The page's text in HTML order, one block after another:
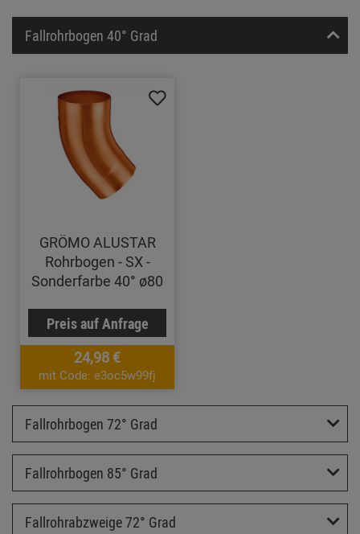
Fallrohrbogen 40° Grad
GRÖMO ALUSTAR
Rohrbogen - SX -
Sonderfarbe 40° ø80
Preis auf Anfrage
24,98 €
mit Code: e3oc5w99fj
Fallrohrbogen 72° Grad
Fallrohrbogen 85° Grad
Fallrohrabzweige 72° Grad